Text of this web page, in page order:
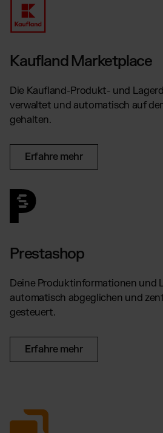
Kaufland Marketplace
Die Kaufland-Produkt- und
verwaltet und automatisch auf
gehalten.
Erfahre mehr
Prestashop
Deine Produktinformationen und
automatisch abgeglichen und
gesteuert.
Erfahre mehr